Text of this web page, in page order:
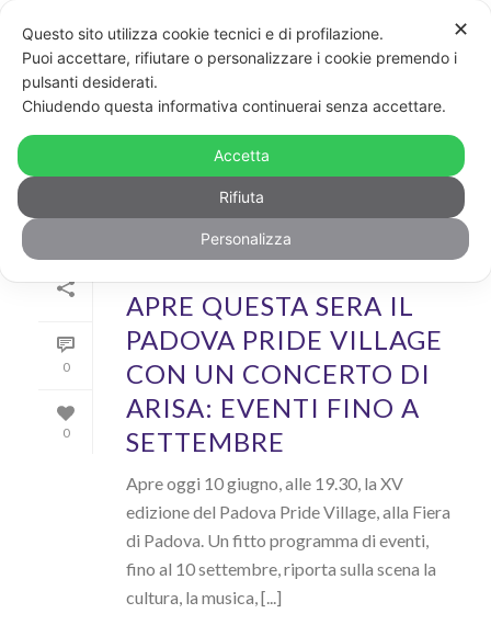
COOL
Cinema, libri, teatro, tv e intrattenimento in salsa arcobaleno
0
0
APRE QUESTA SERA IL
PADOVA PRIDE VILLAGE
CON UN CONCERTO DI
ARISA: EVENTI FINO A
SETTEMBRE
Apre oggi 10 giugno, alle 19.30, la XV
edizione del Padova Pride Village, alla Fiera
di Padova. Un fitto programma di eventi,
fino al 10 settembre, riporta sulla scena la
cultura, la musica, [...]
✕
Questo sito utilizza cookie tecnici e di profilazione.
Puoi accettare, rifiutare o personalizzare i cookie premendo i
pulsanti desiderati.
Chiudendo questa informativa continuerai senza accettare.
Accetta
Rifiuta
Personalizza